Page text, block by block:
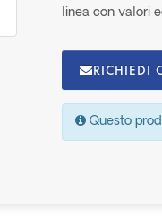
linea con valori
RICHIEDI
Questo